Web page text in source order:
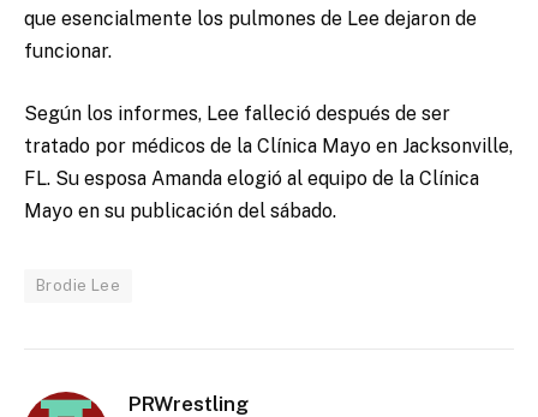
que esencialmente los pulmones de Lee dejaron de
funcionar.
Según los informes, Lee falleció después de ser
tratado por médicos de la Clínica Mayo en Jacksonville,
FL. Su esposa Amanda elogió al equipo de la Clínica
Mayo en su publicación del sábado.
Brodie Lee
PRWrestling